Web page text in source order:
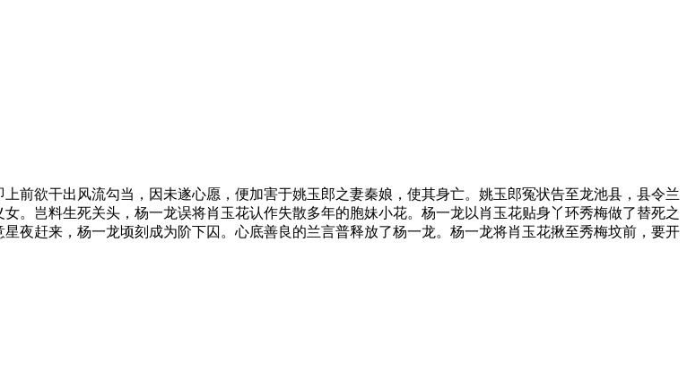
前欲干出风流勾当，因未遂心愿，便加害于姚玉郎之妻秦娘，使其身亡。姚玉郎冤状告至龙池县，县令兰
。岂料生死关头，杨一龙误将肖玉花认作失散多年的胞妹小花。杨一龙以肖玉花贴身丫环秀梅做了替死之
赶来，杨一龙顷刻成为阶下囚。心底善良的兰言普释放了杨一龙。杨一龙将肖玉花揪至秀梅坟前，要开